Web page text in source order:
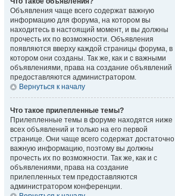
Объявления чаще всего содержат важную
информацию для форума, на котором вы
находитесь в настоящий момент, и вы должны
прочесть их по возможности. Объявления
появляются вверху каждой страницы форума, в
котором они созданы. Так же, как и с важными
объявлениями, права на создание объявлений
предоставляются администратором.
Вернуться к началу
Что такое прилепленные темы?
Прилепленные темы в форуме находятся ниже
всех объявлений и только на его первой
странице. Они чаще всего содержат достаточно
важную информацию, поэтому вы должны
прочесть их по возможности. Так же, как и с
объявлениями, права на создание
прилепленных тем предоставляются
администратором конференции.